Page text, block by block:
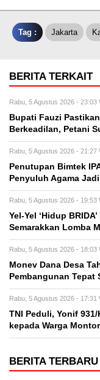
Tag : Jakarta
BERITA TERKAIT
Rabu, 5 Agustus 2026 - 23:03
Bupati Fauzi
Berkeadilan, Petani
Rabu, 5 Agustus 2026 - 21:27
Penutupan Bimtek
Penyuluh Agama
Rabu, 5 Agustus 2026 - 19:53
Yel-Yel ‘Hidup
Semarakkan Lomba
Rabu, 5 Agustus 2026 - 18:03
Monev Dana Desa
Pembangunan Tepat
Rabu, 5 Agustus 2026 - 17:31
TNI Peduli, Yonif
kepada Warga
BERITA TERBARU